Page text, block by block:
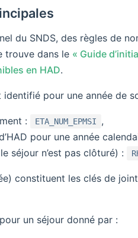
du SNDS, des règles de
trouve dans le « Guide
en HAD.
pour une année de
: ETA_NUM_EPMSI
,
pour une année
séjour n’est pas clôturé) :
constituent les clés de
un séjour donné par :